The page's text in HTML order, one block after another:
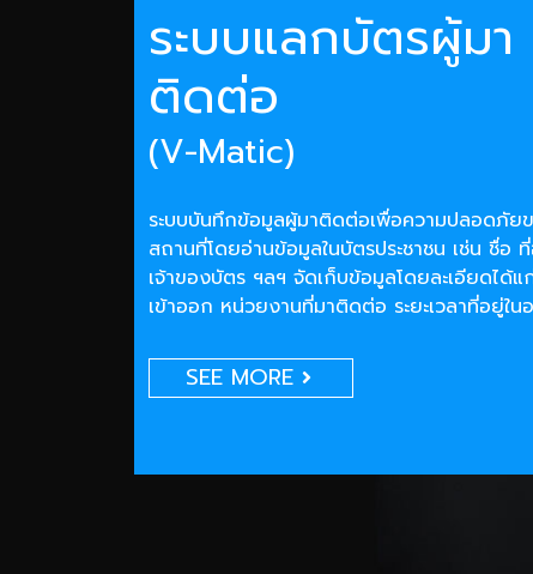
ระบบแลกบัตรผู้มา
ติดต่อ
(V-Matic)
ระบบบันทึกข้อมูลผู้มาติดต่อเพื่อความปลอดภัย
สถานที่โดยอ่านข้อมูลในบัตรประชาชน เช่น ชื่อ
เจ้าของบัตร ฯลฯ จัดเก็บข้อมูลโดยละเอียดได้แ
เข้าออก หน่วยงานที่มาติดต่อ ระยะเวลาที่อยู่ใน
SEE MORE